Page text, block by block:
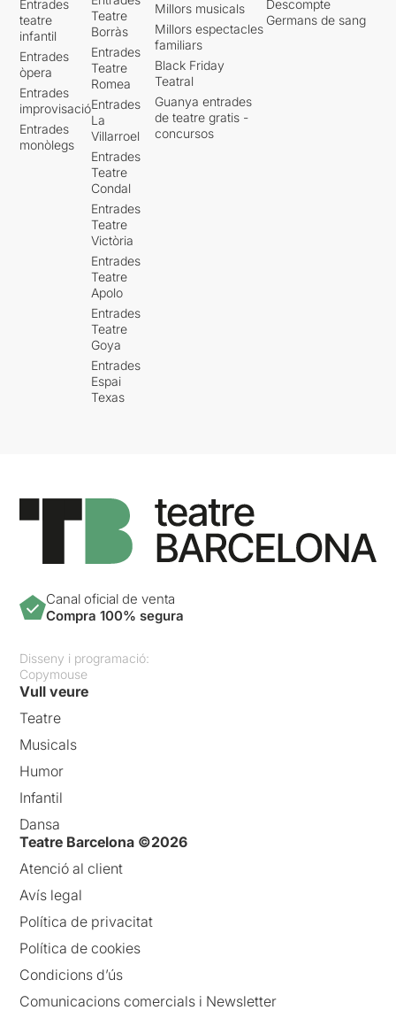
Entrades
teatre
infantil
Entrades
òpera
Entrades
improvisació
Entrades
monòlegs
Teatre
Borràs
Entrades
Teatre
Romea
Entrades
La
Villarroel
Entrades
Teatre
Condal
Entrades
Teatre
Victòria
Entrades
Teatre
Apolo
Entrades
Teatre
Goya
Entrades
Espai
Texas
Millors musicals
Millors espectacles
familiars
Black Friday
Teatral
Guanya entrades
de teatre gratis -
concursos
Descompte
Germans de sang
Canal oficial de venta
Compra 100% segura
Disseny i programació:
Copymouse
Vull veure
Teatre
Musicals
Humor
Infantil
Dansa
Teatre Barcelona ©2026
Atenció al client
Avís legal
Política de privacitat
Política de cookies
Condicions d’ús
Comunicacions comercials i Newsletter